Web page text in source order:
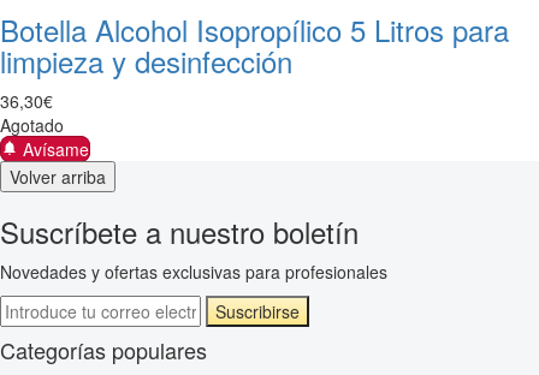
Botella Alcohol Isopropílico 5 Litros para
limpieza y desinfección
36,30€
Agotado
Avísame
Volver arriba
Suscríbete a nuestro boletín
Novedades y ofertas exclusivas para profesionales
Suscribirse
Categorías populares